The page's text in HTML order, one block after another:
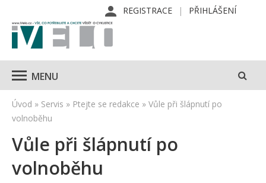
REGISTRACE PŘIHLÁŠENÍ
MENU
Úvod » Servis » Ptejte se redakce » Vůle při šlápnutí po
volnoběhu
Vůle při šlápnutí po
volnoběhu